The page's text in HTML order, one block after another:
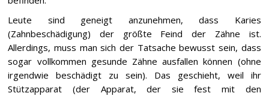
Leute sind geneigt anzunehmen, dass Karies
(Zahnbeschädigung) der größte Feind der Zähne ist.
Allerdings, muss man sich der Tatsache bewusst sein, dass
sogar vollkommen gesunde Zähne ausfallen können (ohne
irgendwie beschädigt zu sein). Das geschieht, weil ihr
Stützapparat (der Apparat, der sie fest mit den